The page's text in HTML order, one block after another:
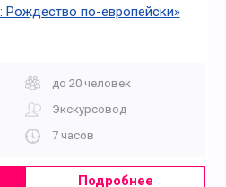
Рождество по-европейски»
до 20 человек
Экскурсовод
7 часов
Подробнее